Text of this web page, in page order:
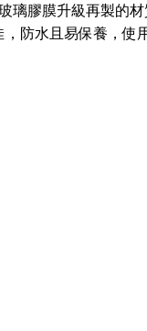
璃膠膜升級再製的
防水且易保養，使